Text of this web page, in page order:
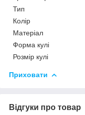
Тип
Колір
Матеріал
Форма кулі
Розмір кулі
Приховати
Відгуки про товар